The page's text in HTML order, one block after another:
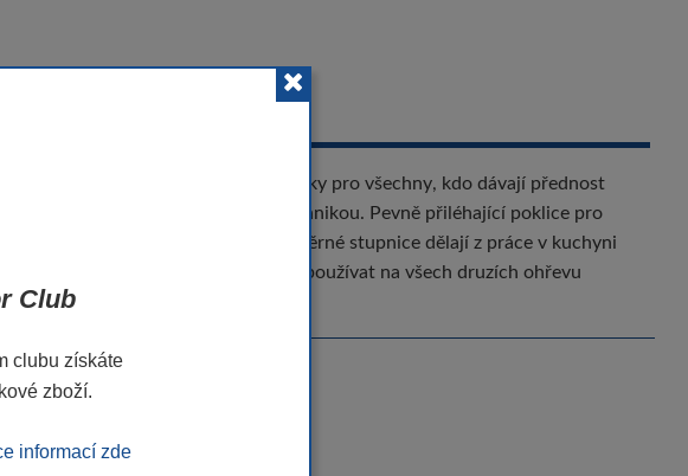
indukčního. Nabízí ideální pomůcky pro všechny, kdo dávají přednost
a je vybavena osvědčenou technikou. Pevně přiléhající poklice pro
bez ukápnutí a integrované odměrné stupnice dělají z práce v kuchyni
rendlíky, pánve a jiné nádobí, používat na všech druzích ohřevu
Club
clubu získáte
zboží.
informací zde